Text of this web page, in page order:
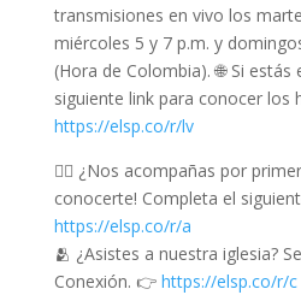
transmisiones en vivo los
miércoles 5 y 7 p.m. y
(Hora de Colombia). 🌐 Si
siguiente link para conocer los
https://elsp.co/r/lv
🙋‍♂️ ¿Nos acompañas por
conocerte! Completa el
https://elsp.co/r/a
🫂 ¿Asistes a nuestra iglesia?
Conexión. 👉 https://elsp.co/r/c